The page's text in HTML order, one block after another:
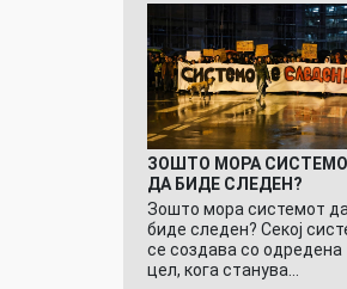
ЗОШТО МОРА
ДА БИДЕ СЛЕДЕН?
Зошто мора системот
биде следен? Секој
се создава со одредена
цел, кога станува…